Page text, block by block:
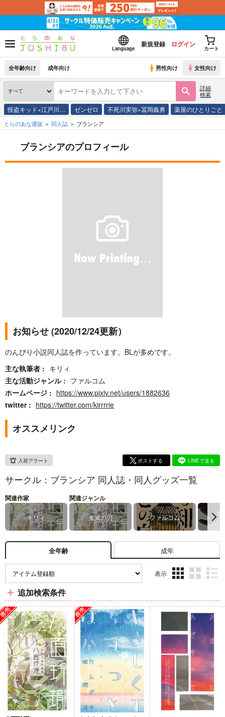
Language
新規登録 ログイン
カート
全年齢向け 成年向け 男性向け 女性向け
詳細
検索
怪盗キッド×江戸川… ゼンゼロ 不死川実弥×冨岡義勇 薬屋のひとりごと
とらのあな通販 同人誌 ブランシア
ブランシアのプロフィール
お知らせ (2020/12/24更新）
のんびり小説同人誌を作っています。BLが多めです。
主な執筆者
キリィ
主な活動ジャンル
ファルコム
ホームページ
https://www.pixiv.net/users/1882636
twitter
https://twitter.com/kirrrrie
オススメリンク
入荷アラート ポストする LINEで送る
サークル：ブランシア 同人誌・同人グッズ一覧
関連作家
キリィ
関連ジャンル
鬼滅の刃 ファルコム
全年齢 成年
表示
ム
表
ム
表
示
ム
表
示
追加検索条件